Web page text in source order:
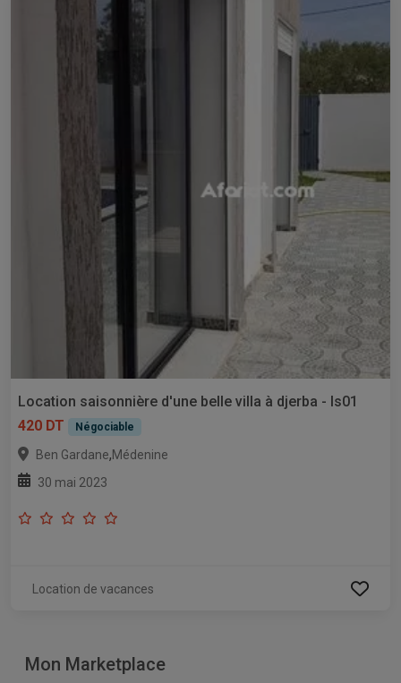
Location saisonnière d'une belle villa à djerba - ls01
420 DT
Négociable
Ben Gardane,Médenine
30 mai 2023
Location de vacances
Mon Marketplace